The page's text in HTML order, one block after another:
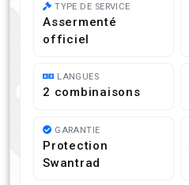
TYPE DE SERVICE
Assermenté
officiel
LANGUES
2 combinaisons
GARANTIE
Protection
Swantrad